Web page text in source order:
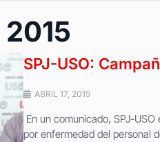
2015
SPJ-USO:
ABRIL 17, 2015
En un comunicado, SPJ-
por enfermedad del personal